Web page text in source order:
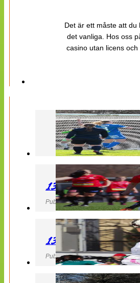
Det är ett måste att
det vanliga. Hos oss
casino utan licens
130427 LB 07 –
Publicerad 27 April 2013, 22:40
130427 IF Limhamn
Publicerad 27 April 2013, 21:10